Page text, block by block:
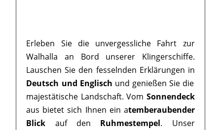
Erleben Sie die unvergessliche Fahrt zur
Walhalla an Bord unserer Klingerschiffe.
Lauschen Sie den fesselnden Erklärungen in
Deutsch und Englisch und genießen Sie die
majestätische Landschaft. Vom Sonnendeck
aus bietet sich Ihnen ein atemberaubender
Blick auf den Ruhmestempel. Unser